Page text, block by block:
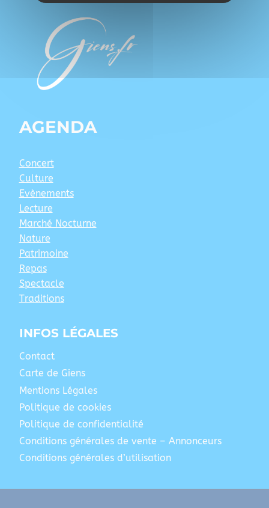
AGENDA
Concert
Culture
Evènements
Lecture
Marché Nocturne
Nature
Patrimoine
Repas
Spectacle
Traditions
INFOS LÉGALES
Contact
Carte de Giens
Mentions Légales
Politique de cookies
Politique de confidentialité
Conditions générales de vente – Annonceurs
Conditions générales d’utilisation